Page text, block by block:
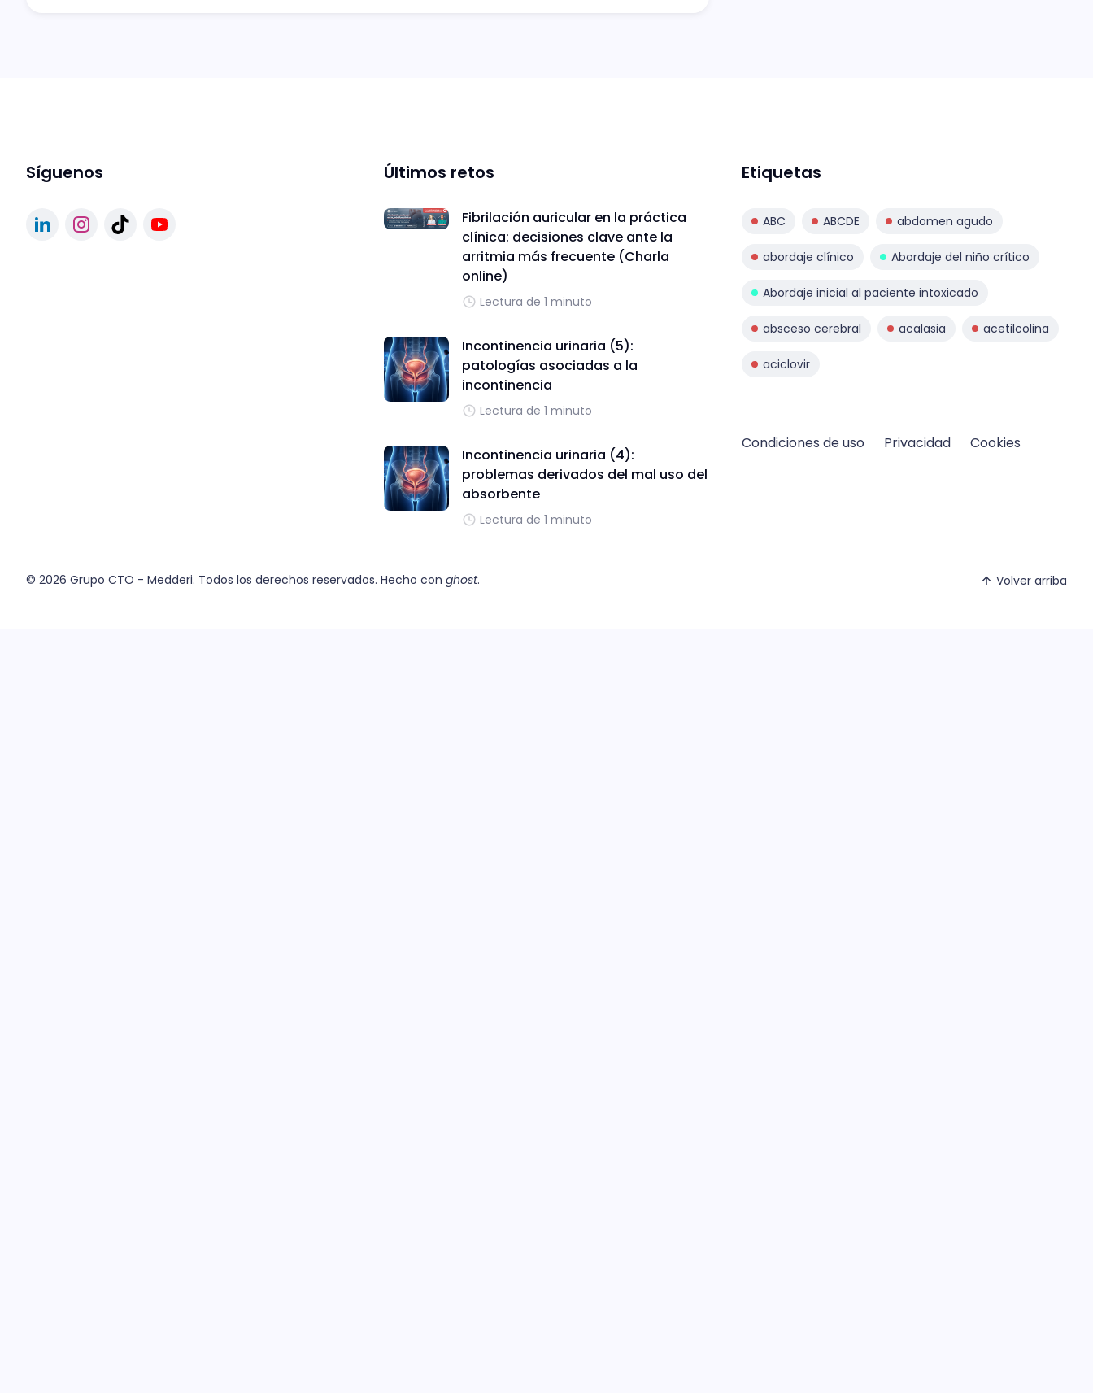
Síguenos Últimos retos
Fibrilación auricular en la práctica
clínica: decisiones clave ante la
arritmia más frecuente (Charla
online)
Lectura de 1 minuto
Incontinencia urinaria (5):
patologías asociadas a la
incontinencia
Lectura de 1 minuto
Incontinencia urinaria (4):
problemas derivados del mal uso del
absorbente
Lectura de 1 minuto
Etiquetas
ABC ABCDE abdomen agudo
abordaje clínico Abordaje del niño crítico
Abordaje inicial al paciente intoxicado
absceso cerebral acalasia acetilcolina
aciclovir
Condiciones de uso Privacidad Cookies
© 2026 Grupo CTO - Medderi. Todos los derechos reservados. Hecho con ghost. Volver arriba